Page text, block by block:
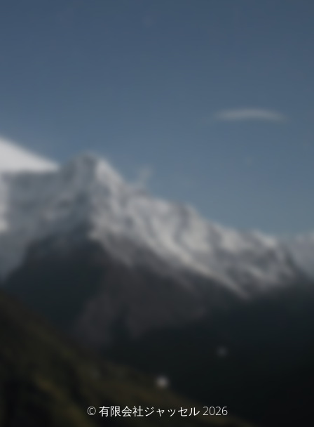
© 有限会社ジャッセル 2026